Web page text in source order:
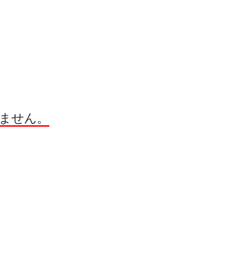
せん。